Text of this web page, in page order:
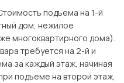
подъема на 1-й
дом, нежилое
многоквартирного дома).
требуется на 2-й и
за каждый этаж, начиная
подъеме на второй этаж,